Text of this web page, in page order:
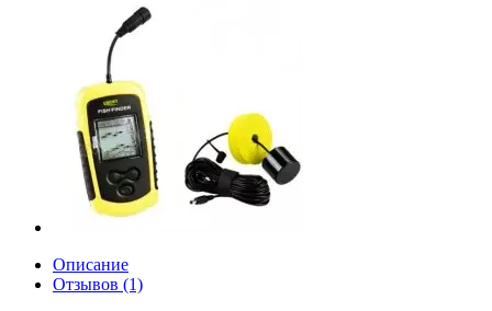
Описание
Отзывов (1)